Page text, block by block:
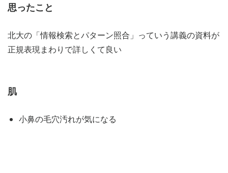
思ったこと
北大の「情報検索とパターン照合」っていう講義の資料が
正規表現まわりで詳しくて良い
肌
小鼻の毛穴汚れが気になる